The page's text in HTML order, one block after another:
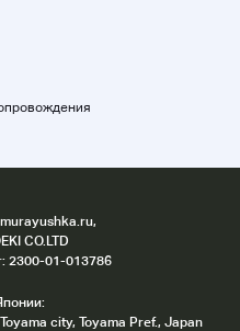
грязи
CO.LTD
2300-01-013786
city, Toyama Pref., Japan